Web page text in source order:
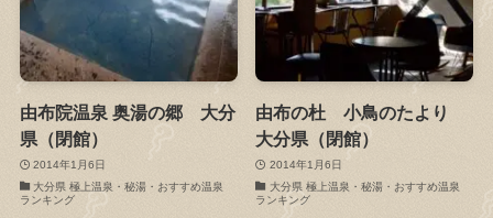
由布院温泉 奥湯の郷 大分
県（閉館）
2014年1月6日
大分県 極上温泉・秘湯・おすすめ温泉
ランキング
由布の杜 小鳥のたより
大分県（閉館）
2014年1月6日
大分県 極上温泉・秘湯・おすすめ温泉
ランキング